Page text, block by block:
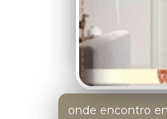
onde encontro